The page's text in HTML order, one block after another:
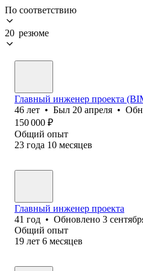
По соответствию
20 резюме
Главный инженер проекта
46 лет • Был 20 апреля •
150 000 ₽
Общий опыт
23 года 10 месяцев
Главный инженер проекта
41 год • Обновлено 3
Общий опыт
19 лет 6 месяцев